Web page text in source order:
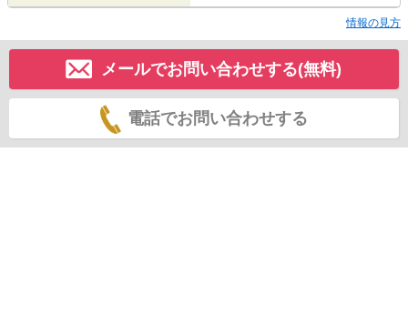
情報の見方
メールでお問い合わせする(無料)
電話でお問い合わせする